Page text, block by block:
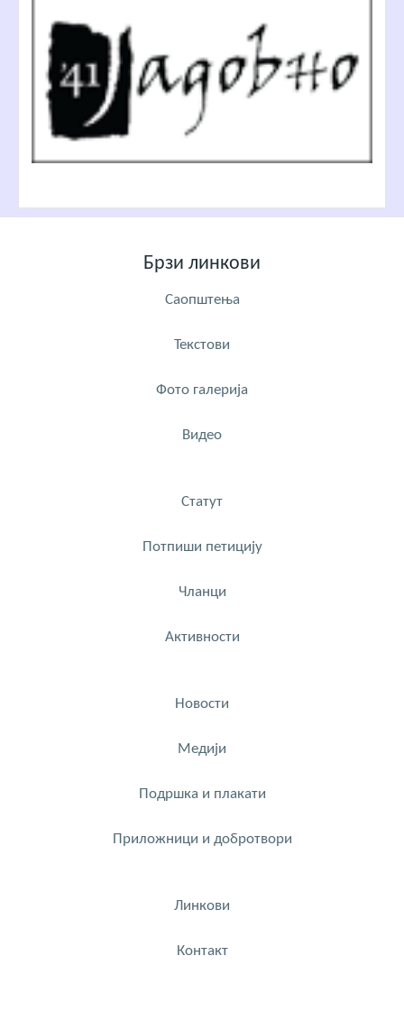
Брзи линкови
Саопштења
Текстови
Фото галерија
Видео
Статут
Потпиши петицију
Чланци
Активности
Новости
Медији
Подршка и плакати
Приложници и добротвори
Линкови
Контакт